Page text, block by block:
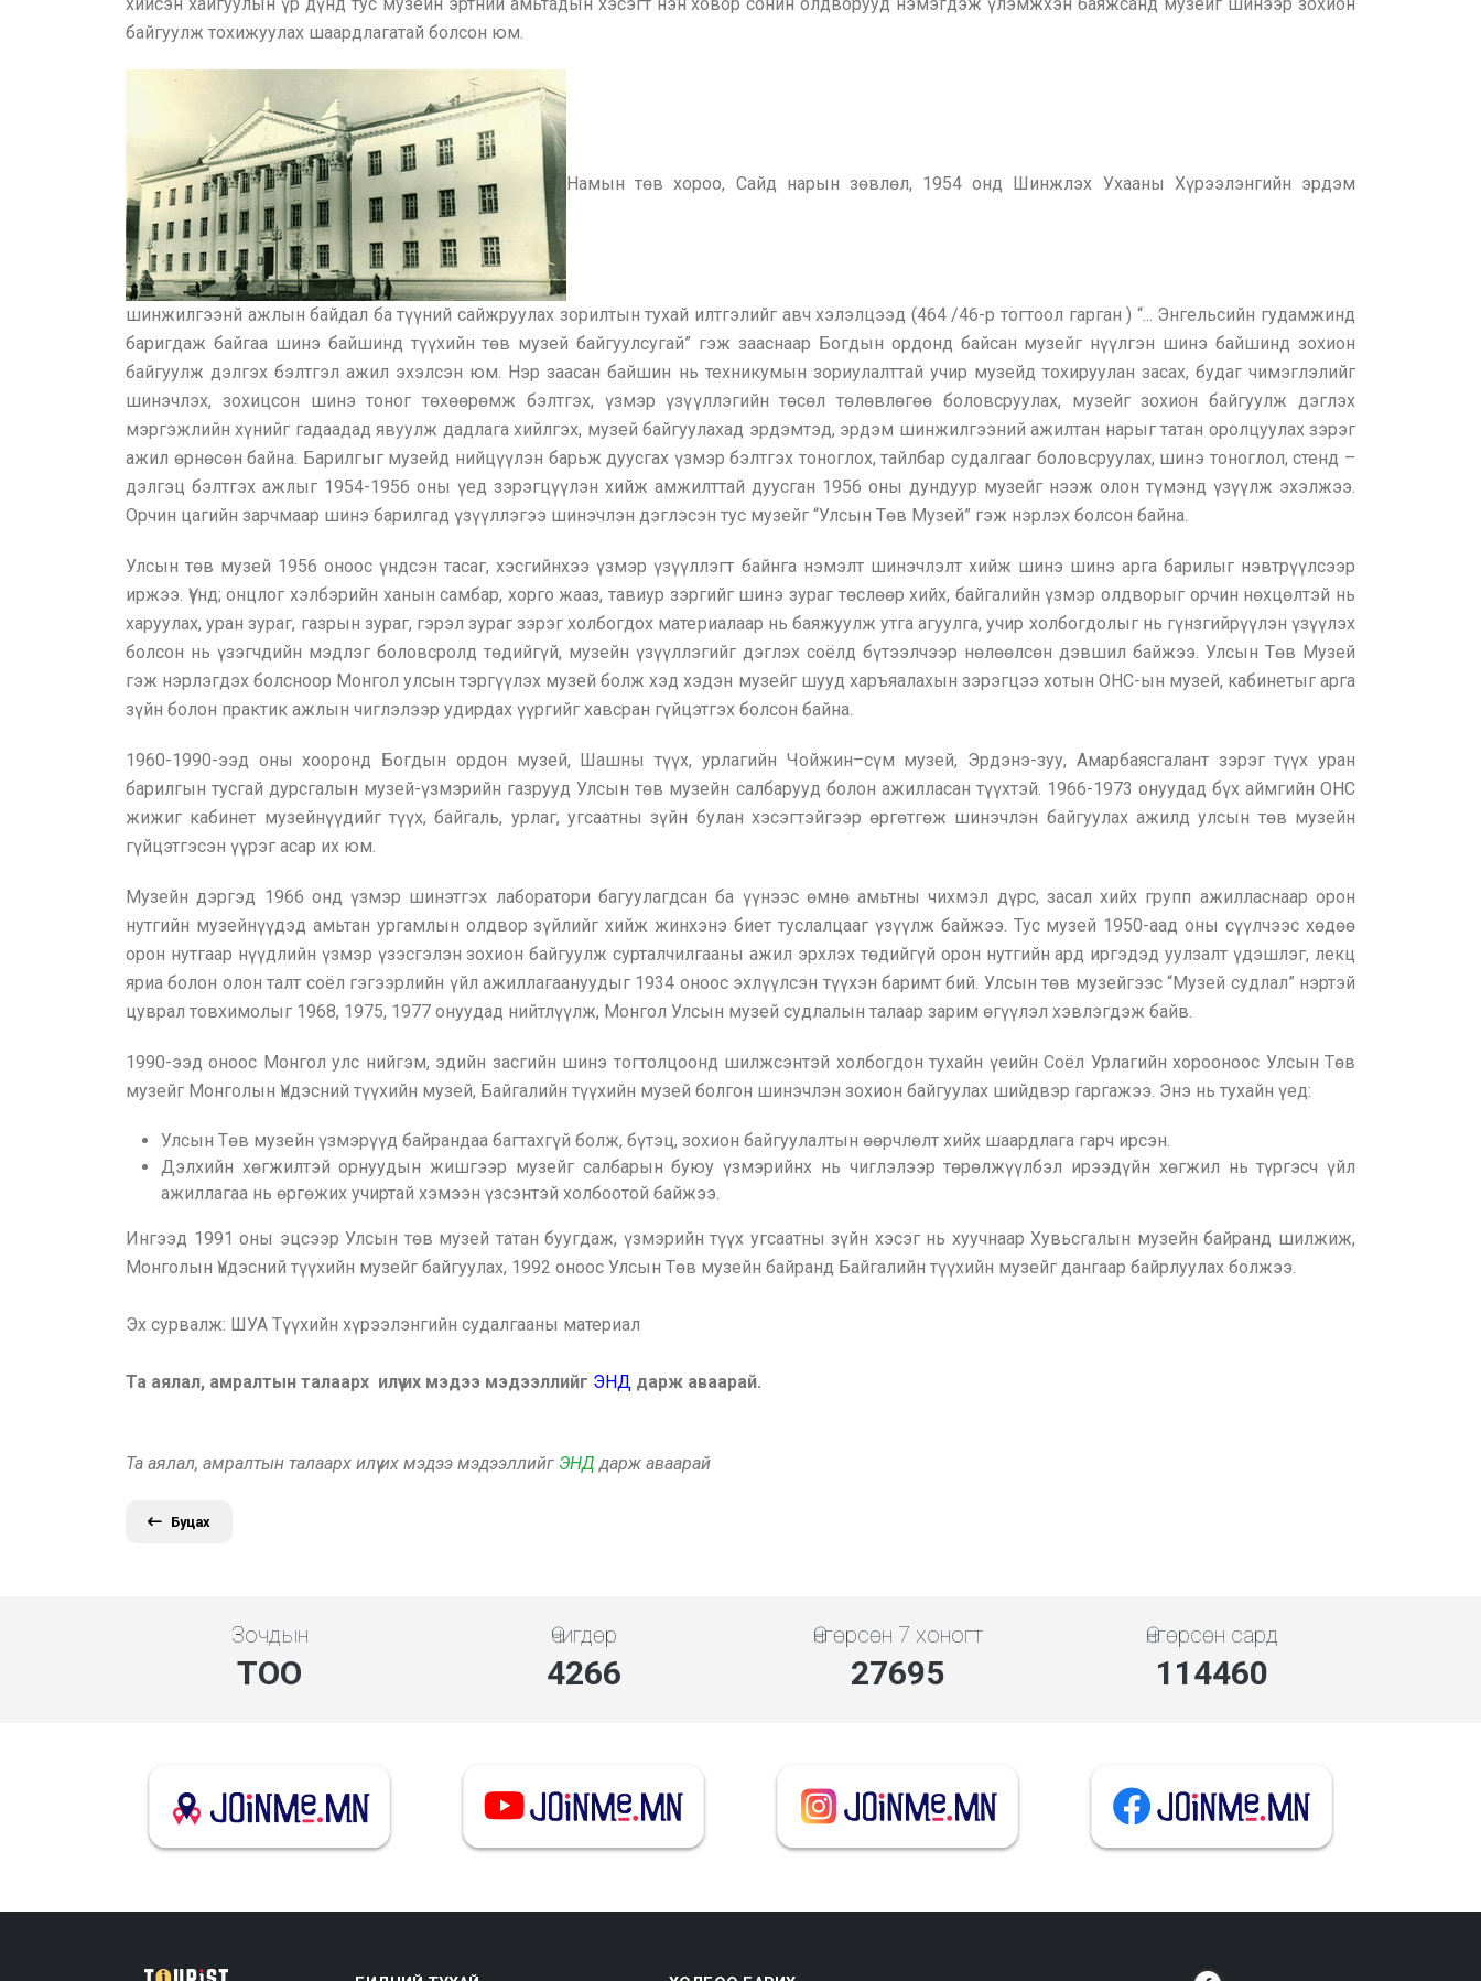
байгуулж тохижуулах шаардлагатай болсон юм.
Намын төв хороо, Сайд нарын зөвлөл, 1954 онд Шинжлэх Ухааны Хүрээлэнгийн эрдэм
шинжилгээнй ажлын байдал ба түүний сайжруулах зорилтын тухай илтгэлийг авч хэлэлцээд (464 /46-р тогтоол гарган ) “... Энгельсийн гудамжинд
баригдаж байгаа шинэ байшинд түүхийн төв музей байгуулсугай” гэж зааснаар Богдын ордонд байсан музейг нүүлгэн шинэ байшинд зохион
байгуулж дэлгэх бэлтгэл ажил эхэлсэн юм. Нэр заасан байшин нь техникумын зориулалттай учир музейд тохируулан засах, будаг чимэглэлийг
шинэчлэх, зохицсон шинэ тоног төхөөрөмж бэлтгэх, үзмэр үзүүллэгийн төсөл төлөвлөгөө боловсруулах, музейг зохион байгуулж дэглэх
мэргэжлийн хүнийг гадаадад явуулж дадлага хийлгэх, музей байгуулахад эрдэмтэд, эрдэм шинжилгээний ажилтан нарыг татан оролцуулах зэрэг
ажил өрнөсөн байна. Барилгыг музейд нийцүүлэн барьж дуусгах үзмэр бэлтгэх тоноглох, тайлбар судалгааг боловсруулах, шинэ тоноглол, стенд –
дэлгэц бэлтгэх ажлыг 1954-1956 оны үед зэрэгцүүлэн хийж амжилттай дуусган 1956 оны дундуур музейг нээж олон түмэнд үзүүлж эхэлжээ.
Орчин цагийн зарчмаар шинэ барилгад үзүүллэгээ шинэчлэн дэглэсэн тус музейг “Улсын Төв Музей” гэж нэрлэх болсон байна.
Улсын төв музей 1956 оноос үндсэн тасаг, хэсгийнхээ үзмэр үзүүллэгт байнга нэмэлт шинэчлэлт хийж шинэ шинэ арга барилыг нэвтрүүлсээр
иржээ. Үүнд; онцлог хэлбэрийн ханын самбар, хорго жааз, тавиур зэргийг шинэ зураг төслөөр хийх, байгалийн үзмэр олдворыг орчин нөхцөлтэй нь
харуулах, уран зураг, газрын зураг, гэрэл зураг зэрэг холбогдох материалаар нь баяжуулж утга агуулга, учир холбогдолыг нь гүнзгийрүүлэн үзүүлэх
болсон нь үзэгчдийн мэдлэг боловсролд төдийгүй, музейн үзүүллэгийг дэглэх соёлд бүтээлчээр нөлөөлсөн дэвшил байжээ. Улсын Төв Музей
гэж нэрлэгдэх болсноор Монгол улсын тэргүүлэх музей болж хэд хэдэн музейг шууд харъяалахын зэрэгцээ хотын ОНС-ын музей, кабинетыг арга
зүйн болон практик ажлын чиглэлээр удирдах үүргийг хавсран гүйцэтгэх болсон байна.
1960-1990-ээд оны хооронд Богдын ордон музей, Шашны түүх, урлагийн Чойжин–сүм музей, Эрдэнэ-зуу, Амарбаясгалант зэрэг түүх уран
барилгын тусгай дурсгалын музей-үзмэрийн газрууд Улсын төв музейн салбарууд болон ажилласан түүхтэй. 1966-1973 онуудад бүх аймгийн ОНС
жижиг кабинет музейнүүдийг түүх, байгаль, урлаг, угсаатны зүйн булан хэсэгтэйгээр өргөтгөж шинэчлэн байгуулах ажилд улсын төв музейн
гүйцэтгэсэн үүрэг асар их юм.
Музейн дэргэд 1966 онд үзмэр шинэтгэх лаборатори багуулагдсан ба үүнээс өмнө амьтны чихмэл дүрс, засал хийх групп ажилласнаар орон
нутгийн музейнүүдэд амьтан ургамлын олдвор зүйлийг хийж жинхэнэ биет туслалцааг үзүүлж байжээ. Тус музей 1950-аад оны сүүлчээс хөдөө
орон нутгаар нүүдлийн үзмэр үзэсгэлэн зохион байгуулж сурталчилгааны ажил эрхлэх төдийгүй орон нутгийн ард иргэдэд уулзалт үдэшлэг, лекц
яриа болон олон талт соёл гэгээрлийн үйл ажиллагаануудыг 1934 оноос эхлүүлсэн түүхэн баримт бий. Улсын төв музейгээс “Музей судлал” нэртэй
цуврал товхимолыг 1968, 1975, 1977 онуудад нийтлүүлж, Монгол Улсын музей судлалын талаар зарим өгүүлэл хэвлэгдэж байв.
1990-ээд оноос Монгол улс нийгэм, эдийн засгийн шинэ тогтолцоонд шилжсэнтэй холбогдон тухайн үеийн Соёл Урлагийн хорооноос Улсын Төв
музейг Монголын Үндэсний түүхийн музей, Байгалийн түүхийн музей болгон шинэчлэн зохион байгуулах шийдвэр гаргажээ. Энэ нь тухайн үед:
Улсын Төв музейн үзмэрүүд байрандаа багтахгүй болж, бүтэц, зохион байгуулалтын өөрчлөлт хийх шаардлага гарч ирсэн.
Дэлхийн хөгжилтэй орнуудын жишгээр музейг салбарын буюу үзмэрийнх нь чиглэлээр төрөлжүүлбэл ирээдүйн хөгжил нь түргэсч үйл
ажиллагаа нь өргөжих учиртай хэмээн үзсэнтэй холбоотой байжээ.
Ингээд 1991 оны эцсээр Улсын төв музей татан буугдаж, үзмэрийн түүх угсаатны зүйн хэсэг нь хуучнаар Хувьсгалын музейн байранд шилжиж,
Монголын Үндэсний түүхийн музейг байгуулах, 1992 оноос Улсын Төв музейн байранд Байгалийн түүхийн музейг дангаар байрлуулах болжээ.
Эх сурвалж: ШУА Түүхийн хүрээлэнгийн судалгааны материал
Та аялал, амралтын талаарх илүү их мэдээ мэдээллийг ЭНД дарж аваарай.
Та аялал, амралтын талаарх илүү их мэдээ мэдээллийг ЭНД дарж аваарай
Буцах
Зочдын
ТОО
Өчигдөр
5119
Өнгөрсөн 7 хоногт
33234
Өнгөрсөн сард
137352